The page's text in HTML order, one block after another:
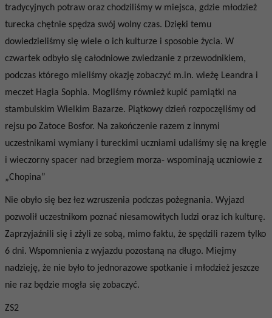
tradycyjnych potraw oraz chodziliśmy w miejsca, gdzie młodzież
turecka chętnie spędza swój wolny czas. Dzięki temu
dowiedzieliśmy się wiele o ich kulturze i sposobie życia. W
czwartek odbyło się całodniowe zwiedzanie z przewodnikiem,
podczas którego mieliśmy okazję zobaczyć m.in. wieżę Leandra i
meczet Hagia Sophia. Mogliśmy również kupić pamiątki na
stambulskim Wielkim Bazarze. Piątkowy dzień rozpoczęliśmy od
rejsu po Zatoce Bosfor. Na zakończenie razem z innymi
uczestnikami wymiany i tureckimi uczniami udaliśmy się na kręgle
i wieczorny spacer nad brzegiem morza- wspominają uczniowie z
„Chopina”
Nie obyło się bez łez wzruszenia podczas pożegnania. Wyjazd
pozwolił uczestnikom poznać niesamowitych ludzi oraz ich kulturę.
Zaprzyjaźnili się i zżyli ze sobą, mimo faktu, że spędzili razem tylko
6 dni. Wspomnienia z wyjazdu pozostaną na długo. Miejmy
nadzieję, że nie było to jednorazowe spotkanie i młodzież jeszcze
nie raz będzie mogła się zobaczyć.
ZS2